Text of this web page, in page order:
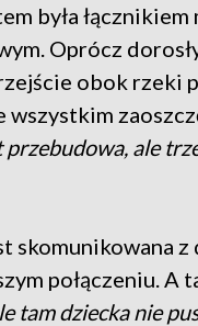
była
Oprócz
obok rzeki
przebudowa, ale
skomunikowana
połączeniu.
tam dziecka nie